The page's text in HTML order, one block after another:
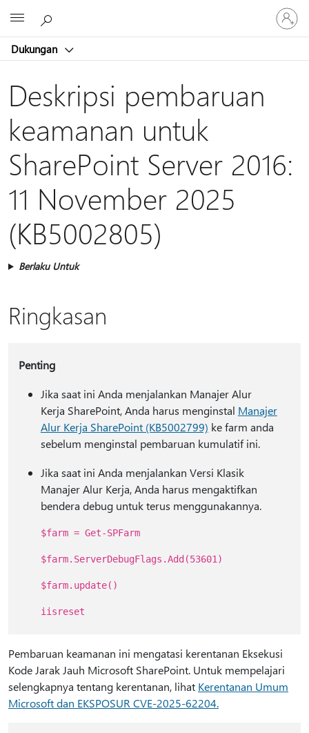
Dukungan
Masuk
ke
akun
Deskripsi pembaruan
keamanan untuk
SharePoint Server 2016:
11 November 2025
(KB5002805)
Berlaku Untuk
Ringkasan
Penting
Jika saat ini Anda menjalankan Manajer Alur
Kerja SharePoint, Anda harus menginstal Manajer
Alur Kerja SharePoint (KB5002799) ke farm anda
sebelum menginstal pembaruan kumulatif ini.
Jika saat ini Anda menjalankan Versi Klasik
Manajer Alur Kerja, Anda harus mengaktifkan
bendera debug untuk terus menggunakannya.
$farm = Get-SPFarm
$farm.ServerDebugFlags.Add(53601)
$farm.update()
iisreset
Pembaruan keamanan ini mengatasi kerentanan Eksekusi
Kode Jarak Jauh Microsoft SharePoint. Untuk mempelajari
selengkapnya tentang kerentanan, lihat Kerentanan Umum
Microsoft dan EKSPOSUR CVE-2025-62204.